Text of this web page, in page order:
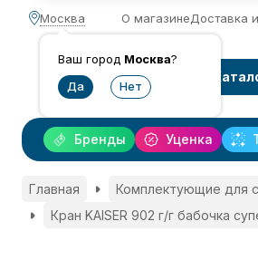
Москва
Ваш город Москва?
О магазинеДоставка
Уценка
Бренды
Главная Комплектующие для
Кран KAISER 902 г/г бабочка